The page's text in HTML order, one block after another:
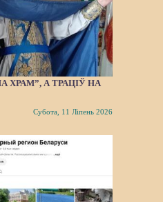
ХРАМ”, А ТРАЦІЎ НА
Субота, 11 Ліпень 2026